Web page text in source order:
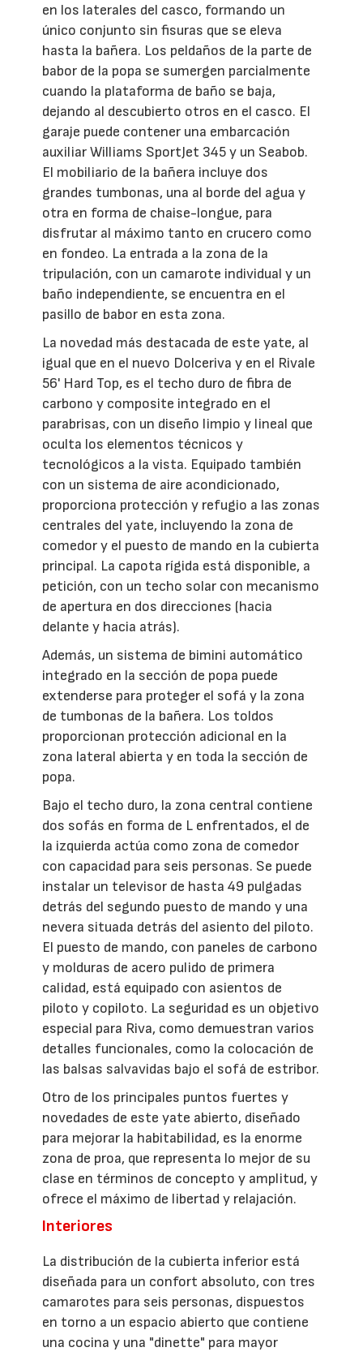
en los laterales del casco, formando un
único conjunto sin fisuras que se eleva
hasta la bañera. Los peldaños de la parte de
babor de la popa se sumergen parcialmente
cuando la plataforma de baño se baja,
dejando al descubierto otros en el casco. El
garaje puede contener una embarcación
auxiliar Williams SportJet 345 y un Seabob.
El mobiliario de la bañera incluye dos
grandes tumbonas, una al borde del agua y
otra en forma de chaise-longue, para
disfrutar al máximo tanto en crucero como
en fondeo. La entrada a la zona de la
tripulación, con un camarote individual y un
baño independiente, se encuentra en el
pasillo de babor en esta zona.
La novedad más destacada de este yate, al
igual que en el nuevo Dolceriva y en el Rivale
56' Hard Top, es el techo duro de fibra de
carbono y composite integrado en el
parabrisas, con un diseño limpio y lineal que
oculta los elementos técnicos y
tecnológicos a la vista. Equipado también
con un sistema de aire acondicionado,
proporciona protección y refugio a las zonas
centrales del yate, incluyendo la zona de
comedor y el puesto de mando en la cubierta
principal. La capota rígida está disponible, a
petición, con un techo solar con mecanismo
de apertura en dos direcciones (hacia
delante y hacia atrás).
Además, un sistema de bimini automático
integrado en la sección de popa puede
extenderse para proteger el sofá y la zona
de tumbonas de la bañera. Los toldos
proporcionan protección adicional en la
zona lateral abierta y en toda la sección de
popa.
Bajo el techo duro, la zona central contiene
dos sofás en forma de L enfrentados, el de
la izquierda actúa como zona de comedor
con capacidad para seis personas. Se puede
instalar un televisor de hasta 49 pulgadas
detrás del segundo puesto de mando y una
nevera situada detrás del asiento del piloto.
El puesto de mando, con paneles de carbono
y molduras de acero pulido de primera
calidad, está equipado con asientos de
piloto y copiloto. La seguridad es un objetivo
especial para Riva, como demuestran varios
detalles funcionales, como la colocación de
las balsas salvavidas bajo el sofá de estribor.
Otro de los principales puntos fuertes y
novedades de este yate abierto, diseñado
para mejorar la habitabilidad, es la enorme
zona de proa, que representa lo mejor de su
clase en términos de concepto y amplitud, y
ofrece el máximo de libertad y relajación.
Interiores
La distribución de la cubierta inferior está
diseñada para un confort absoluto, con tres
camarotes para seis personas, dispuestos
en torno a un espacio abierto que contiene
una cocina y una "dinette" para mayor